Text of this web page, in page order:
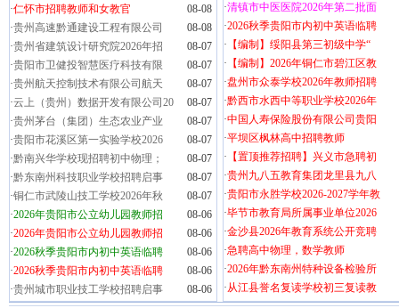
·仁怀市招聘教师和女教官
08-08
·贵州高速黔通建设工程有限公司
08-08
·贵州省建筑设计研究院2026年招
08-07
·贵阳市卫健投智慧医疗科技有限
08-07
·贵州航天控制技术有限公司航天
08-07
·云上（贵州）数据开发有限公司20
08-07
·贵州茅台（集团）生态农业产业
08-07
·贵阳市花溪区第一实验学校2026
08-07
·黔南兴华学校现招聘初中物理；
08-07
·黔东南州科技职业学校招聘启事
08-07
·铜仁市武陵山技工学校2026年秋
08-07
·2026年贵阳市公立幼儿园教师招
08-06
·2026年贵阳市公立幼儿园教师招
08-06
·2026秋季贵阳市内初中英语临聘
08-06
·2026秋季贵阳市内初中英语临聘
08-06
·贵州城市职业技工学校招聘启事 08-06
·清镇市中医医院2026年第二批面
·2026秋季贵阳市内初中英语临聘
· 【编制】绥阳县第三初级中学“
· 【编制】2026年铜仁市碧江区教
·盘州市众泰学校2026年教师招聘
·黔西市水西中等职业学校2026年
·中国人寿保险股份有限公司贵阳
·平坝区枫林高中招聘教师
· 【置顶推荐招聘】兴义市急聘初
·贵州九八五教育集团龙里县九八
·贵阳市永胜学校2026-2027学年教
·毕节市教育局所属事业单位2026
·金沙县2026年教育系统公开竞聘
·急聘高中物理，数学教师
·2026年黔东南州特种设备检验所
·从江县誉名复读学校初三复读教